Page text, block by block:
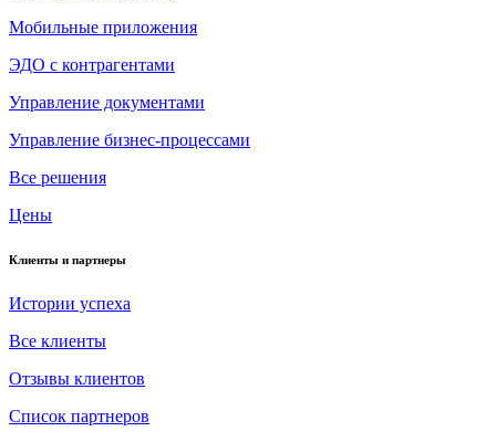
Мобильные приложения
ЭДО с контрагентами
Управление документами
Управление бизнес-процессами
Все решения
Цены
Клиенты и партнеры
Истории успеха
Все клиенты
Отзывы клиентов
Список партнеров